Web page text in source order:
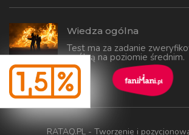
Wiedza ogólna
Test ma za zadanie
ogólną na poziomie średnim.
RATAQ.PL - Tworzenie i